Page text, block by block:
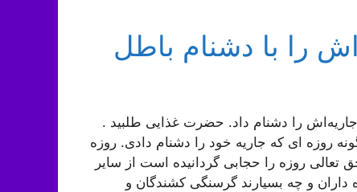
را با دشنام باطل
جاریه‌اش را دشنام داد. حضرت غذایی طلبید .
روزه اى که جاریه خود را دشنام دادى. روزه
روزه را حجابى گردانیده است از سایر
داران و چه بسیارند گرسنگى کشندگان و